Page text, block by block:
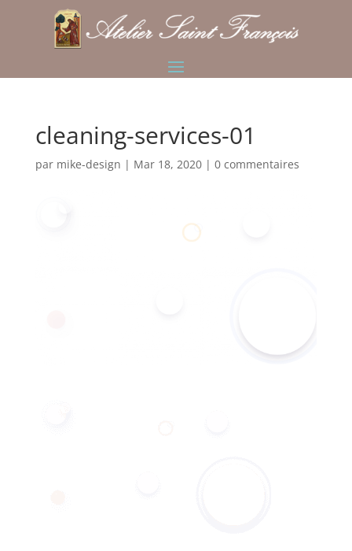
cleaning-services-01
par mike-design | Mar 18, 2020| 0 commentaires